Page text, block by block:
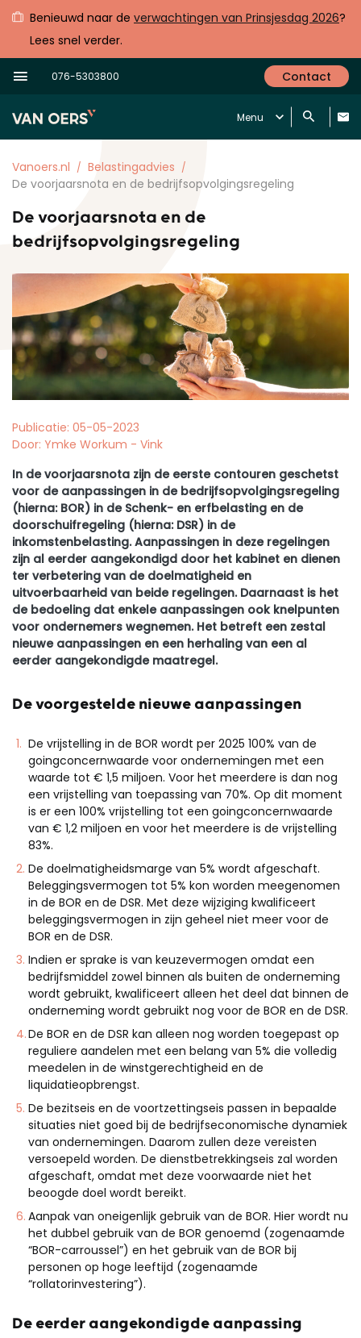
Benieuwd naar de verwachtingen van Prinsjesdag 2026?
Lees snel verder.
076-5303800 Contact
Menu
Vanoers.nl
Belastingadvies
De voorjaarsnota en de bedrijfsopvolgingsregeling
De voorjaarsnota en de
bedrijfsopvolgingsregeling
Publicatie: 05-05-2023
Door: Ymke Workum - Vink
In de voorjaarsnota zijn de eerste contouren geschetst
voor de aanpassingen in de bedrijfsopvolgingsregeling
(hierna: BOR) in de Schenk- en erfbelasting en de
doorschuifregeling (hierna: DSR) in de
inkomstenbelasting.Aanpassingen in deze regelingen
zijn al eerder aangekondigd door het kabinet en dienen
ter verbetering van de doelmatigheid en
uitvoerbaarheid van beide regelingen. Daarnaast is het
de bedoeling dat enkeleaanpassingen ook knelpunten
voor ondernemers wegnemen. Het betreft een zestal
nieuwe aanpassingen en een herhaling van een al
eerder aangekondigde maatregel.
De voorgestelde nieuwe aanpassingen
De vrijstelling in de BOR wordt per 2025 100% van de
goingconcernwaarde voor ondernemingen met een
waarde tot € 1,5 miljoen. Voor het meerdere is dan nog
een vrijstelling van toepassing van 70%. Op dit moment
is er een 100% vrijstelling tot een goingconcernwaarde
van € 1,2 miljoen en voor het meerdere is de vrijstelling
83%.
De doelmatigheidsmarge van 5% wordt afgeschaft.
Beleggingsvermogen tot 5% kon worden meegenomen
in de BOR en de DSR. Met deze wijziging kwalificeert
beleggingsvermogen in zijn geheel niet meer voor de
BOR en de DSR.
Indien er sprake is van keuzevermogen omdat een
bedrijfsmiddel zowel binnen als buiten de onderneming
wordt gebruikt, kwalificeert alleen het deel dat binnen de
onderneming wordt gebruikt nog voor de BOR en de DSR.
De BOR en de DSR kan alleen nog worden toegepast op
reguliere aandelen met een belang van 5% die volledig
meedelen in de winstgerechtigheid en de
liquidatieopbrengst.
De bezitseis en de voortzettingseis passen in bepaalde
situaties niet goed bij de bedrijfseconomische dynamiek
van ondernemingen. Daarom zullen deze vereisten
versoepeld worden. De dienstbetrekkingseis zal worden
afgeschaft, omdat met deze voorwaarde niet het
beoogde doel wordt bereikt.
Aanpak van oneigenlijk gebruik van de BOR. Hier wordt nu
het dubbel gebruik van de BOR genoemd (zogenaamde
“BOR-carroussel”) en het gebruik van de BOR bij
personen op hoge leeftijd (zogenaamde
“rollatorinvestering”).
De eerder aangekondigde aanpassing